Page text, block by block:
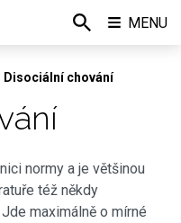
Disociální chování
normy a je většinou
též někdy
maximálně o mírné
MENU